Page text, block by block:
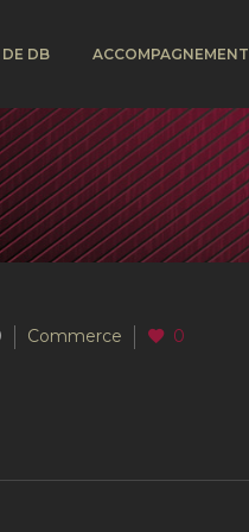
DB ACCOMPAGNEMENT
Commerce 0